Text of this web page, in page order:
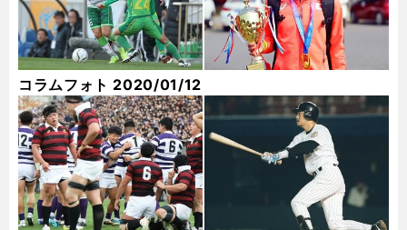
コラムフォト 2020/01/12